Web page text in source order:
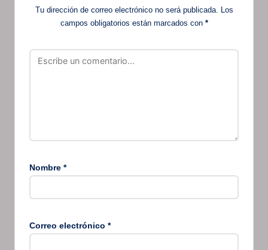
Tu dirección de correo electrónico no será publicada. Los
campos obligatorios están marcados con *
Nombre *
Correo electrónico *